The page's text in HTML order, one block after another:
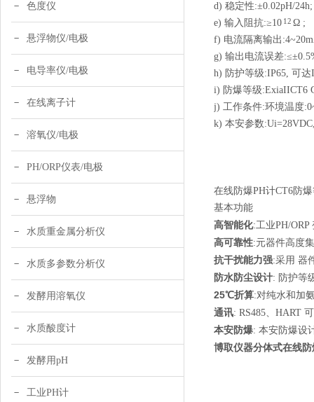
色度仪
悬浮物仪/电极
电导率仪/电极
在线离子计
溶氧仪/电极
PH/ORP仪表/电极
悬浮物
水质重金属分析仪
水质多参数分析仪
发酵用溶氧仪
水质酸度计
发酵用pH
工业PH计
d) 稳定性:±0.02pH/24h;
e) 输入阻抗:≥10 12Ω ;
f) 电流隔离输出
g) 输出电流误差:≤±
h) 防护等级:IP65, 可达
i) 防爆等级:ExiaIICT6
j) 工作条件:环境温度
k) 本安参数
在线防爆PH计CT6防
基本功能
高智能化:工业PH/
高可靠性:元器件高度
抗干扰能力强:采用 器
防水防尘设计: 防护等
25℃折算:对纯水和加
通讯: RS485、HART
本安防爆: 本安防爆设
博取仪器分体式在线